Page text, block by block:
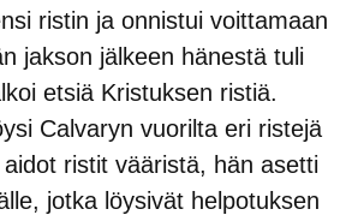
ristin ja onnistui voittamaan
jakson jälkeen hänestä tuli
etsiä Kristuksen ristiä.
Calvaryn vuorilta eri ristejä
ristit vääristä, hän asetti
jotka löysivät helpotuksen